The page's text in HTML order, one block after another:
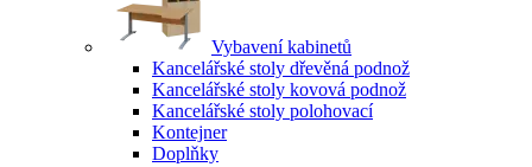
Vybavení kabinetů
Kancelářské stoly dřevěná podnož
Kancelářské stoly kovová podnož
Kancelářské stoly polohovací
Kontejner
Doplňky